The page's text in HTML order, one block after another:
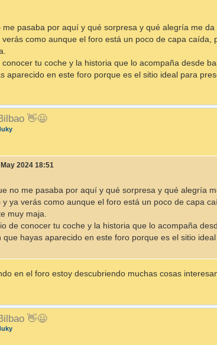
me pasaba por aquí y qué sorpresa y qué alegría me
como aunque el foro está un poco de capa
tu coche y la historia que lo acompaña desde
aparecido en este foro porque es el sitio ideal para
👋😃
2024 18:51
no me pasaba por aquí y qué sorpresa y qué alegría
y ya verás como aunque el foro está un poco de capa
muy maja.
de conocer tu coche y la historia que lo acompaña
que hayas aparecido en este foro porque es el sitio
en el foro estoy descubriendo muchas cosas
👋😃